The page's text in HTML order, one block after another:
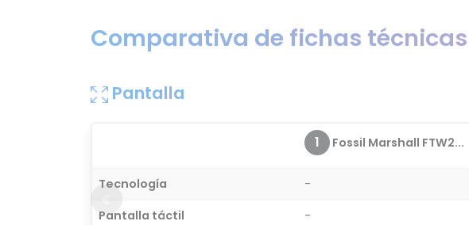
Comparativa de fichas técnicas
Pantalla
1 Fossil Marshall FTW2...
Tecnología -
Pantalla táctil
-